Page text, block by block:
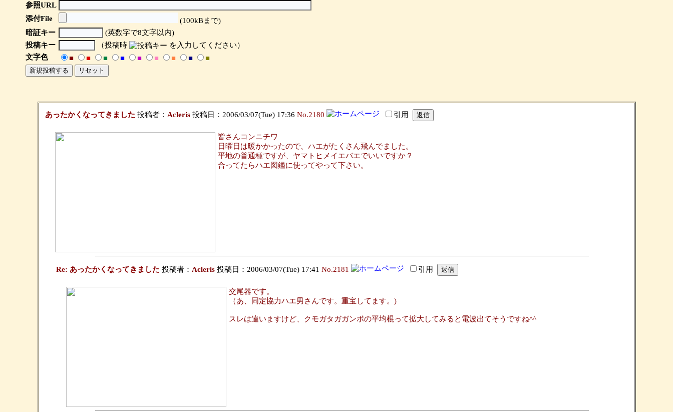
参照URL
添付File
(100kBまで)
暗証キー
(英数字で8文字以内)
投稿キー
（投稿時
を入力してください）
文字色
■ ■ ■ ■ ■ ■ ■ ■ ■
あったかくなってきました 投稿者： Acleris投稿日：2006/03/07(Tue) 17:36 No.2180 引用
皆さんコンニチワ
日曜日は暖かかったので、ハエがたくさん飛んでました。
平地の普通種ですが、ヤマトヒメイエバエでいいですか？
合ってたらハエ図鑑に使ってやって下さい。
Re: あったかくなってきました 投稿者： Acleris投稿日：2006/03/07(Tue) 17:41 No.2181 引用
交尾器です。
（あ、同定協力ハエ男さんです。重宝してます。)
スレは違いますけど、クモガタガガンボの平均棍って拡大してみると電波出てそうですね^^